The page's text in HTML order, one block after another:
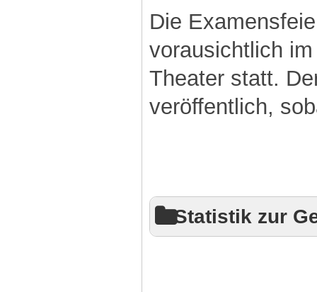
Die
vorausichtlich
Theater statt.
veröffentlich,
Statistik zur